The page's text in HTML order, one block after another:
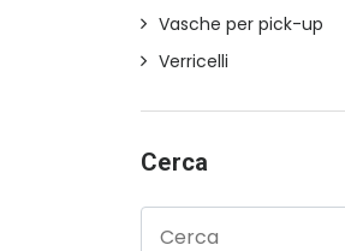
Vasche per pick-up
Verricelli
Cerca